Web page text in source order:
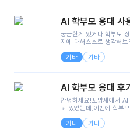
AI 학부모 응대 사
궁금한게 있거나 학부모
지에 대해스스로 생각해
려니 어려울때가...^^(저만
피티나 제미나이는 몇세
정보를 제공하면서 물어
으셔서 고민이 됐는데ai
면..)그리고 제가 신입 때
좋은거 같아요지금은 그
말 어려워서 항상다른 선
쓸 때도 좀 도움이 되는 거
기타 기타
AI 학부모 응대 후
안녕하세요!꼬망세에서
고 있었는데,이번에 학부
님 응대에 더 많은 부담을
겪은 일과 학부모님께 전
기타 기타